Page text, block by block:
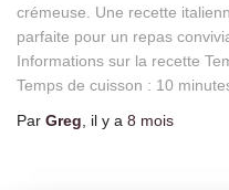
crémeuse. Une recette
parfaite pour un repas
Informations sur la recette
Temps de cuisson : 10
Par Greg , il y a 8 mois